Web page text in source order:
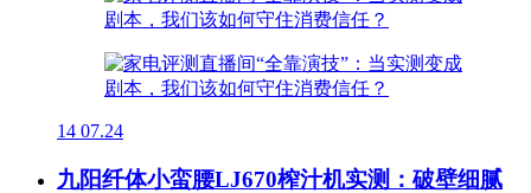
14 07.24
九阳纤体小蛮腰LJ670榨汁机实测：破壁细腻